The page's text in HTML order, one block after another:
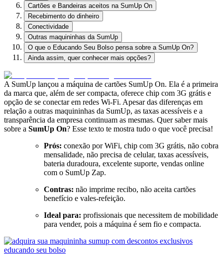
Cartões e Bandeiras aceitos na SumUp On
Recebimento do dinheiro
Conectividade
Outras maquininhas da SumUp
O que o Educando Seu Bolso pensa sobre a SumUp On?
Ainda assim, quer conhecer mais opções?
A SumUp lançou a máquina de cartões SumUp On. Ela é a primeira
da marca que, além de ser compacta, oferece chip com 3G grátis e
opção de se conectar em redes Wi-Fi. Apesar das diferenças em
relação a outras maquininhas da SumUp, as taxas acessíveis e a
transparência da empresa continuam as mesmas. Quer saber mais
sobre a SumUp On? Esse texto te mostra tudo o que você precisa!
Prós: conexão por WiFi, chip com 3G grátis, não cobra
mensalidade, não precisa de celular, taxas acessíveis,
bateria duradoura, excelente suporte, vendas online
com o SumUp Zap.
Contras: não imprime recibo, não aceita cartões
benefício e vales-refeição.
Ideal para: profissionais que necessitem de mobilidade
para vender, pois a máquina é sem fio e compacta.